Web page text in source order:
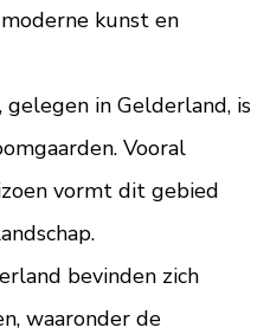
kunst en
in Gelderland, is
Vooral
vormt dit gebied
bevinden zich
waaronder de